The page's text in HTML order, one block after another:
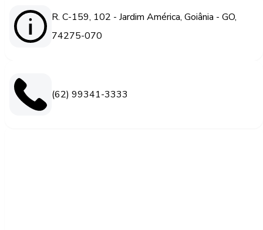
R. C-159, 102 - Jardim América, Goiânia - GO,
74275-070
(62) 99341-3333